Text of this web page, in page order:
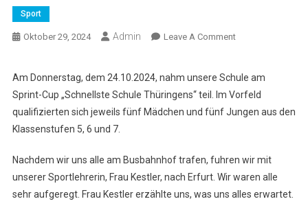
Sport
Oktober 29, 2024 Admin Leave A CommentOn
Cup
2024
–
Thüringens“
Am Donnerstag, dem 24.10.2024, nahm unsere Schule am
Sprint-Cup „Schnellste Schule Thüringens“ teil. Im Vorfeld
qualifizierten sich jeweils fünf Mädchen und fünf Jungen aus den
Klassenstufen 5, 6 und 7.
Nachdem wir uns alle am Busbahnhof trafen, fuhren wir mit
unserer Sportlehrerin, Frau Kestler, nach Erfurt. Wir waren alle
sehr aufgeregt. Frau Kestler erzählte uns, was uns alles erwartet.